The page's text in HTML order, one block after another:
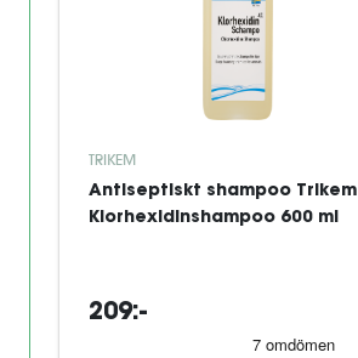
TRIKEM
Antiseptiskt shampoo Trikem
Klorhexidinshampoo 600 ml
209:-